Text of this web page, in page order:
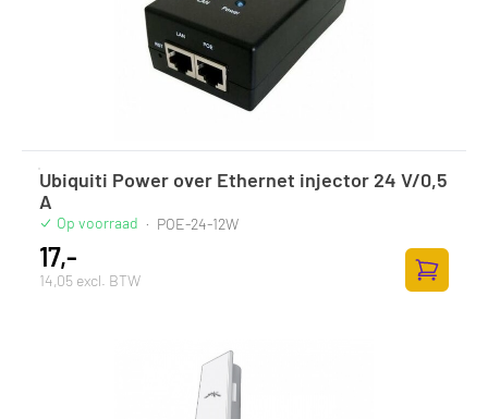
Ubiquiti Power over Ethernet injector 24 V/0,5
A
Op voorraad · POE-24-12W
17,-
14,05 excl. BTW
Zum